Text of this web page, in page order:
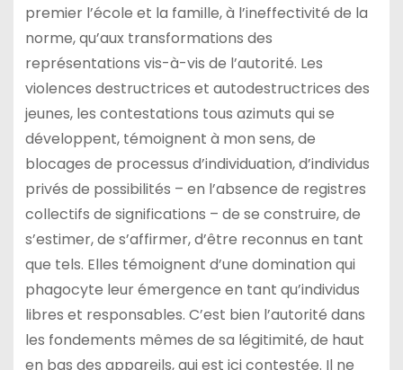
premier l’école et la famille, à l’ineffectivité de la
norme, qu’aux transformations des
représentations vis-à-vis de l’autorité. Les
violences destructrices et autodestructrices des
jeunes, les contestations tous azimuts qui se
développent, témoignent à mon sens, de
blocages de processus d’individuation, d’individus
privés de possibilités – en l’absence de registres
collectifs de significations – de se construire, de
s’estimer, de s’affirmer, d’être reconnus en tant
que tels. Elles témoignent d’une domination qui
phagocyte leur émergence en tant qu’individus
libres et responsables. C’est bien l’autorité dans
les fondements mêmes de sa légitimité, de haut
en bas des appareils, qui est ici contestée. Il ne